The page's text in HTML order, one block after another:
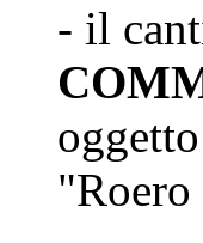
- il
"Roero